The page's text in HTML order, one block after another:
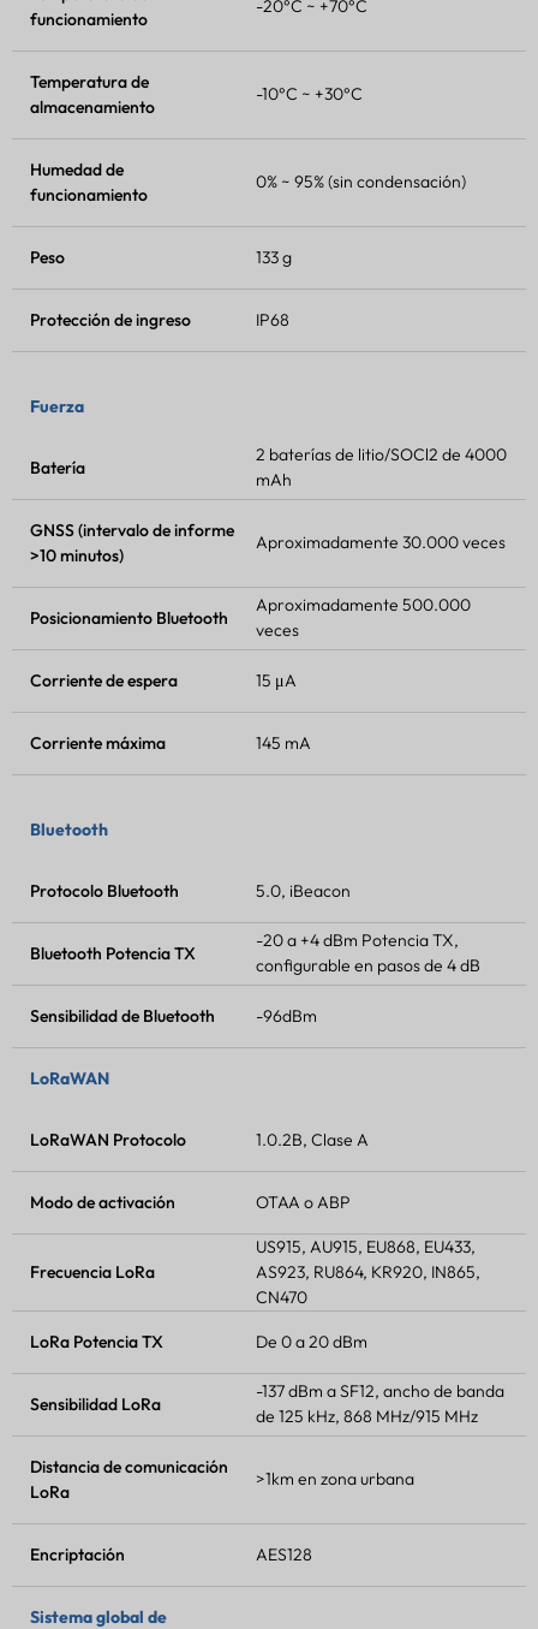
funcionamiento
-20°C ~ +70°C
Temperatura de
almacenamiento
-10°C ~ +30°C
Humedad de
funcionamiento
0% ~ 95% (sin condensación)
Peso 133 g
Protección de ingreso IP68
Fuerza
Batería
2 baterías de litio/SOCl2 de 4000
mAh
GNSS (intervalo de informe
>10 minutos)
Aproximadamente 30.000 veces
Posicionamiento Bluetooth
Aproximadamente 500.000
veces
Corriente de espera 15 μA
Corriente máxima 145 mA
Bluetooth
Protocolo Bluetooth 5.0, iBeacon
Bluetooth Potencia TX
-20 a +4 dBm Potencia TX,
configurable en pasos de 4 dB
Sensibilidad de Bluetooth -96dBm
LoRaWAN
LoRaWAN Protocolo 1.0.2B, Clase A
Modo de activación OTAA o ABP
Frecuencia LoRa
US915, AU915, EU868, EU433,
AS923, RU864, KR920, IN865,
CN470
LoRa Potencia TX De 0 a 20 dBm
Sensibilidad LoRa
-137 dBm a SF12, ancho de banda
de 125 kHz, 868 MHz/915 MHz
Distancia de comunicación
LoRa
>1km en zona urbana
Encriptación AES128
Sistema global de